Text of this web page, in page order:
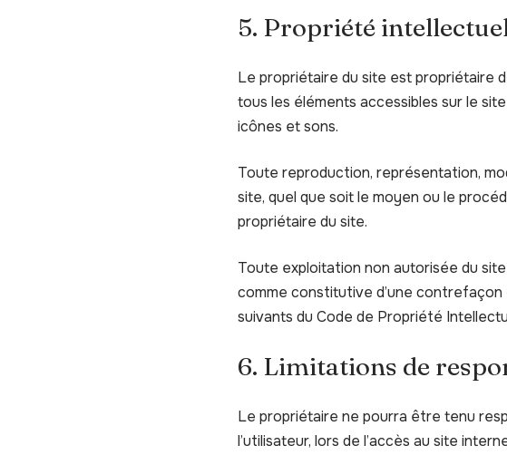
5. Propriété
Le propriétaire du site est propriétaire
tous les éléments accessibles sur le
icônes et sons.
Toute reproduction, représentation,
site, quel que soit le moyen ou le
propriétaire du site.
Toute exploitation non autorisée du
comme constitutive d’une
suivants du Code de Propriété
6. Limitations de
Le propriétaire ne pourra être tenu
l’utilisateur, lors de l’accès au site